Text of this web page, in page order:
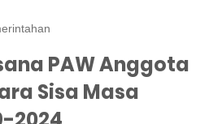
PAW Anggota
Sisa Masa